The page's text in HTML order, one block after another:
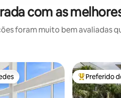
com as
foram muito bem avaliadas
dos hóspedes Entre os
Preferido